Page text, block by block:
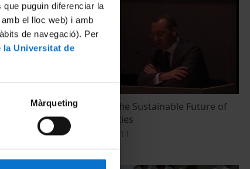
puguin diferenciar la
el lloc web) i amb
de navegació). Per
la Universitat de
Màrqueting
por
Round Table: The Sustainable Future of
Scientific Facilities
17 novembre, 2011